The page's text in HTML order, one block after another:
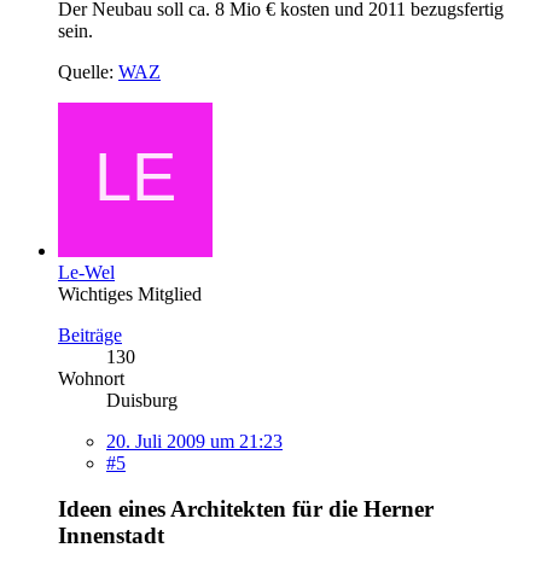
Der Neubau soll ca. 8 Mio € kosten und 2011 bezugsfertig
sein.
Quelle: WAZ
Le-Wel
Wichtiges Mitglied
Beiträge
130
Wohnort
Duisburg
20. Juli 2009 um 21:23
#5
Ideen eines Architekten für die Herner
Innenstadt